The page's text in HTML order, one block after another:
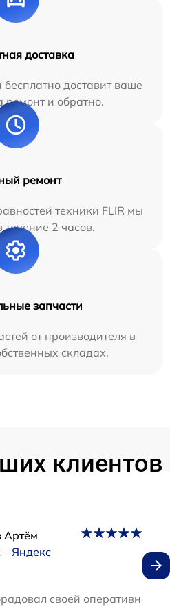
доставка
доставит ваше
ремонт и обратно.
ремонт
техники FLIR мы
течение 2 часов.
запчасти
от производителя в
складах.
клиентов
Артём
– Яндекс
своей